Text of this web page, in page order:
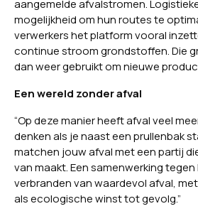
aangemelde afvalstromen.
mogelijkheid om hun routes te
verwerkers het platform vooral
continue stroom grondstoffen. Die
dan weer gebruikt om nieuwe
Een wereld zonder afval
“Op deze manier heeft afval veel
denken als je naast een prullenbak
matchen jouw afval met een partij
van maakt. Een samenwerking
verbranden van waardevol afval,
als ecologische winst tot gevolg.”